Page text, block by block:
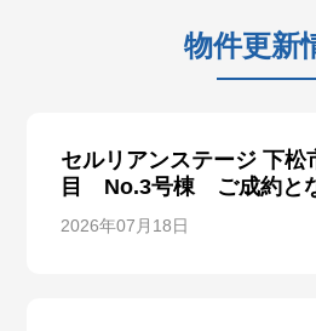
物件更新
セルリアンステージ 下松
目 No.3号棟 ご成約とな
2026年07月18日